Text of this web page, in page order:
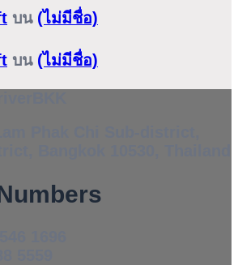
บน (ไม่มีชื่อ)
บน (ไม่มีชื่อ)